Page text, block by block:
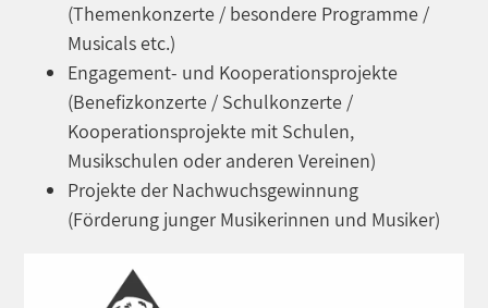
(Themenkonzerte / besondere Programme /
Musicals etc.)
Engagement- und Kooperationsprojekte
(Benefizkonzerte / Schulkonzerte /
Kooperationsprojekte mit Schulen,
Musikschulen oder anderen Vereinen)
Projekte der Nachwuchsgewinnung
(Förderung junger Musikerinnen und Musiker)